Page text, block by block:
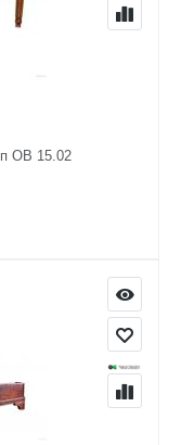
ОВ 15.02